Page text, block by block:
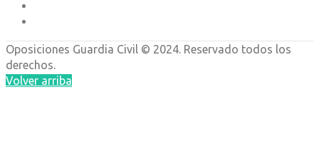
Oposiciones Guardia Civil © 2024. Reservado todos los
derechos.
Volver arriba